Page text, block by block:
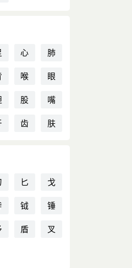
心
肺
喉
眼
股
嘴
齿 肤
匕
戈
钺
锤
盾
叉